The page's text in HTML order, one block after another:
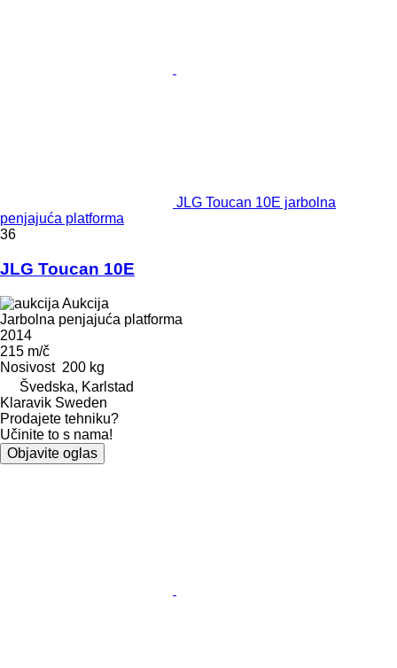
JLG Toucan 10E jarbolna
penjajuća platforma
36
JLG Toucan 10E
Aukcija
Jarbolna penjajuća platforma
2014
215 m/č
Nosivost 200 kg
Švedska, Karlstad
Klaravik Sweden
Prodajete tehniku?
Učinite to s nama!
Objavite oglas